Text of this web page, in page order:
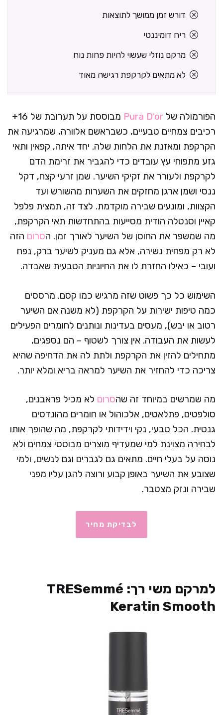
דורש זמן ממושך לתוצאות
ריח דומיננטי
מרקם נוזלי שעשוי להיות פחות נוח
לא מתאים לקרקפת רגישה מאוד
הפורמולה של Pura D'or
מבוססת על תערובת של 16+
רכיבים צמחיים טבעיים, כשבראשם אלוורה, שמרגיעה את
הקרקפת ומאזנת את הלחות שלה. יחד איתה, קפאין ותאי
גזע מתפוחי עץ עובדים כדי להגביר את זרימת הדם
לקרקפת ולעורר את זקיקי השיער. שמן זרעי קצח, דקל
ננסי ושמן ארגן מחזקים את השערות מהשורש ועד
הקצוות, ומונעים שבירה מוקדמת. לצד זה, תמצית פלפל
קאיין וסנטלה הודית מסייעות בהתחדשות תאי הקרקפת,
מה שמשפר את החוסן של השיער לאורך זמן. הסרום הזה
לא רק מפחית נשירה, אלא גם מעניק לשיער ברק, נפח
ועובי – כאילו החזרת לו את החיוניות הטבעית שאבדה.
השימוש כל כך פשוט שזה מרגיש כמו קסם. מרססים
כמה טיפות ישירות על הקרקפת (לא משנה אם השיער
רטוב או יבש), מעסים בעדינות ונותנים לחומרים הפעילים
לעשות את העבודה. אין צורך לשטוף – הם נספגים,
מתחילים להזין את הקרקפת ולתת לה את הדחיפה שהיא
צריכה כדי להחזיר את השיער למראה בריא ומלא יותר.
מה שמרשים במיוחד זה שהסרום לא מכיל פראבנים,
סולפטים, פתלאטים, אלכוהול או חומרים מהונדסים
גנטית. הכל טבעי, נקי וידידותי לקרקפת, מה שהופך אותו
לבחירה מצוינת למי שמעדיף מוצרים מבוססי צמחים ולא
נוסה על בעלי חיים. מתאים גם לגברים וגם לנשים, ולמי
שצובע את השיער באופן קבוע ורוצה להגן עליו מפני
שבירה ונזק מצטבר.
לבדיקת מחיר
למרקם משי רך: TRESemmé
Keratin Smooth